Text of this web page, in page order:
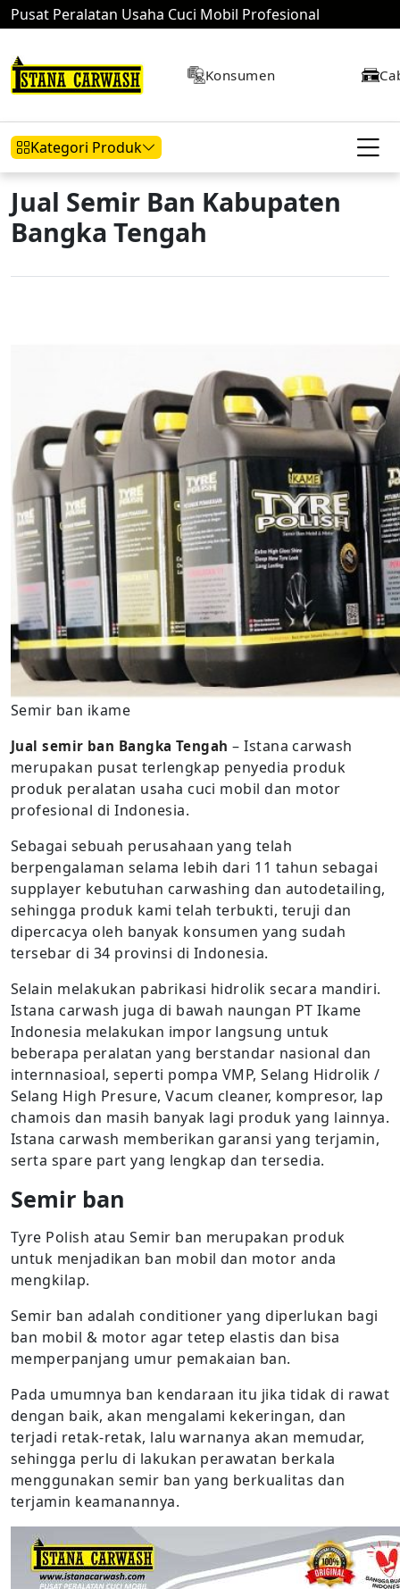
Pusat Peralatan Usaha Cuci Mobil Profesional
Konsumen
Kategori Produk
Hidrolik Mobil Hidrolik Motor
Jual Semir Ban Kabupaten
Bangka Tengah
Semir ban ikame
Jual semir ban Bangka Tengah – Istana carwash
merupakan pusat terlengkap penyedia produk
produk peralatan usaha cuci mobil dan motor
profesional di Indonesia.
Sebagai sebuah perusahaan yang telah
berpengalaman selama lebih dari 11 tahun sebagai
supplayer kebutuhan carwashing dan autodetailing,
sehingga produk kami telah terbukti, teruji dan
dipercacya oleh banyak konsumen yang sudah
tersebar di 34 provinsi di Indonesia.
Selain melakukan pabrikasi hidrolik secara mandiri.
Istana carwash juga di bawah naungan PT Ikame
Indonesia melakukan impor langsung untuk
beberapa peralatan yang berstandar nasional dan
internnasioal, seperti pompa VMP, Selang Hidrolik /
Selang High Presure, Vacum cleaner, kompresor, lap
chamois dan masih banyak lagi produk yang lainnya.
Istana carwash memberikan garansi yang terjamin,
serta spare part yang lengkap dan tersedia.
Semir ban
Tyre Polish atau Semir ban merupakan produk
untuk menjadikan ban mobil dan motor anda
mengkilap.
Semir ban adalah conditioner yang diperlukan bagi
ban mobil & motor agar tetep elastis dan bisa
memperpanjang umur pemakaian ban.
Pada umumnya ban kendaraan itu jika tidak di rawat
dengan baik, akan mengalami kekeringan, dan
terjadi retak-retak, lalu warnanya akan memudar,
sehingga perlu di lakukan perawatan berkala
menggunakan semir ban yang berkualitas dan
terjamin keamanannya.